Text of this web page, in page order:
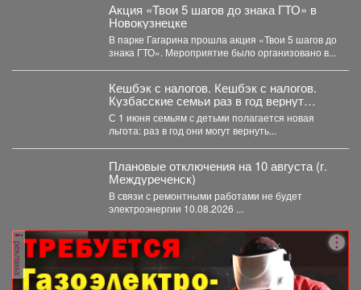
Акция «Твои 5 шагов до знака ГТО» в
Новокузнецке
В парке Гагарина прошла акция «Твои 5 шагов до
знака ГТО». Мероприятие было организовано в...
Кешбэк с налогов. Кешбэк с налогов.
Кузбасские семьи раз в год вернут
часть уплаченных денег
С 1 июня семьям с детьми полагается новая
льгота: раз в год они могут вернуть...
Плановые отключения на 10 августа (г.
Междуреченск)
В связи с ремонтными работами не будет
электроэнергии 10.08.2026 ...
реклама